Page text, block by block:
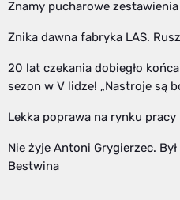
Znamy pucharowe zestawienia
Znika dawna fabryka LAS.
20 lat czekania dobiegło
sezon w V lidze! „Nastroje są
Lekka poprawa na rynku pracy
Nie żyje Antoni Grygierzec.
Bestwina